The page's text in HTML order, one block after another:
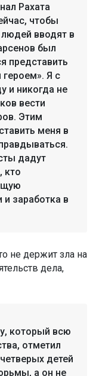
Рахата
чтобы
вводят в
был
представить
Я с
и никогда не
вести
Этим
меня в
дадут
кто
заработка в
не держит зла на
дела,
который всю
отметил
детей
а он не